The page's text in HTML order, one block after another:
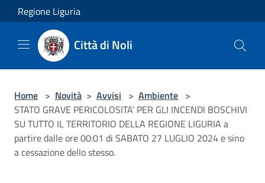
Salta al contenuto principale
Regione Liguria
Città di Noli
Home > Novità > Avvisi > Ambiente >
STATO GRAVE PERICOLOSITA’ PER GLI INCENDI BOSCHIVI
SU TUTTO IL TERRITORIO DELLA REGIONE LIGURIA a
partire dalle ore 00:01 di SABATO 27 LUGLIO 2024 e sino
a cessazione dello stesso.